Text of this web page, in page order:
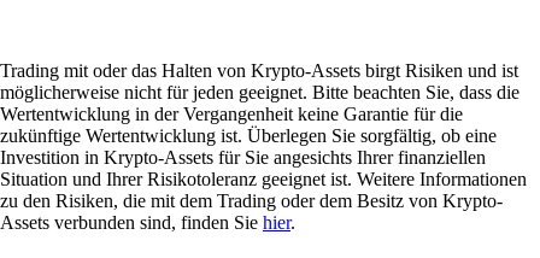
Trading mit oder das Halten von Krypto-Assets birgt Risiken und ist
möglicherweise nicht für jeden geeignet. Bitte beachten Sie, dass die
Wertentwicklung in der Vergangenheit keine Garantie für die
zukünftige Wertentwicklung ist. Überlegen Sie sorgfältig, ob eine
Investition in Krypto-Assets für Sie angesichts Ihrer finanziellen
Situation und Ihrer Risikotoleranz geeignet ist. Weitere Informationen
zu den Risiken, die mit dem Trading oder dem Besitz von Krypto-
Assets verbunden sind, finden Sie hier.